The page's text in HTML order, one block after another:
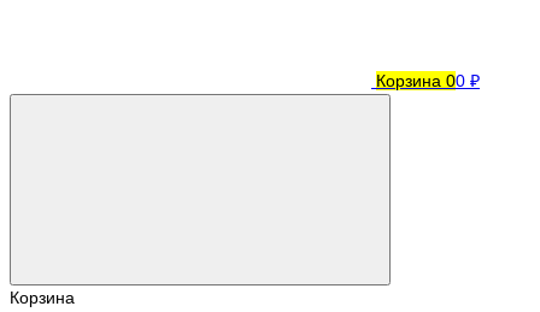
Корзина 00 ₽
Корзина